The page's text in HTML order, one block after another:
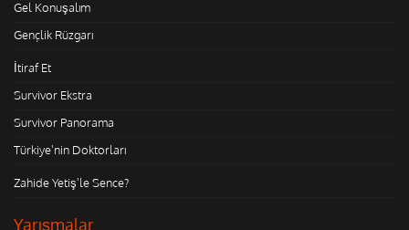
Gel Konuşalım
Gençlik Rüzgarı
İtiraf Et
Survivor Ekstra
Survivor Panorama
Türkiye'nin Doktorları
Zahide Yetiş'le Sence?
Yarışmalar